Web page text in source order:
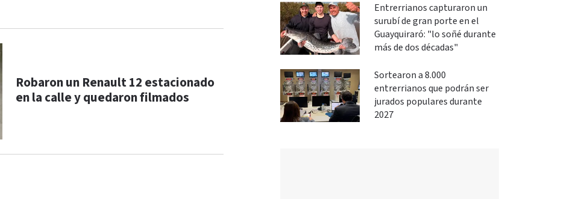
Robaron un Renault 12 estacionado
en la calle y quedaron filmados
Entrerrianos capturaron un
surubí de gran porte en el
Guayquiraró: "lo soñé durante
más de dos décadas"
Sortearon a 8.000
entrerrianos que podrán ser
jurados populares durante
2027